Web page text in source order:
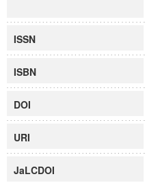
ISSN
ISBN
DOI
URI
JaLCDOI